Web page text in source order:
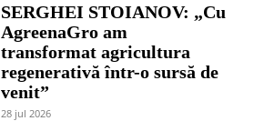
SERGHEI STOIANOV: „Cu
AgreenaGro am
transformat agricultura
regenerativă într-o sursă de
venit”
28 jul 2026